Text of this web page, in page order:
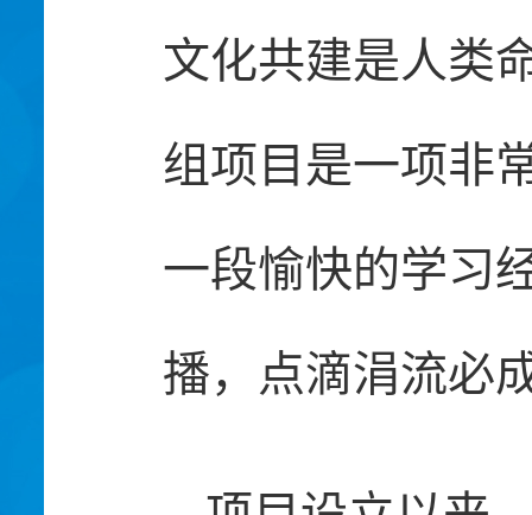
文化共建是人类
组项目是一项非
一段愉快的学习
播，点滴涓流必